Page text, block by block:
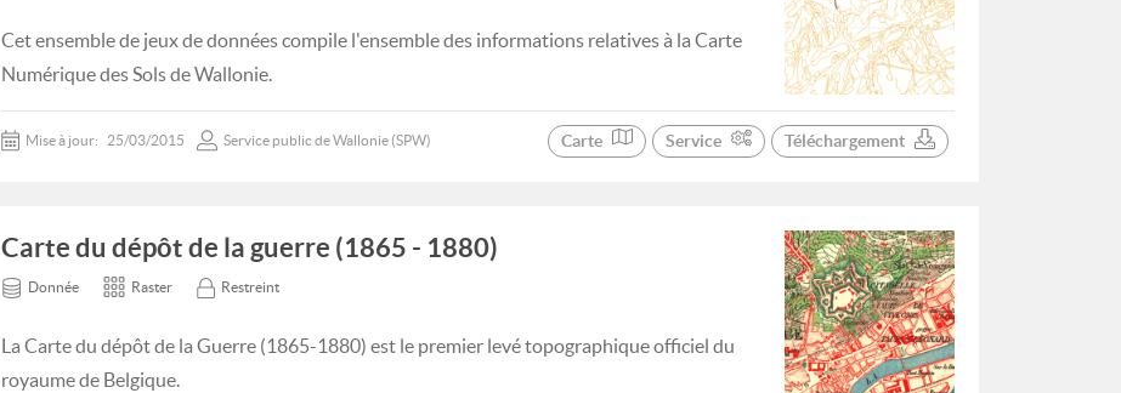
Cet ensemble de jeux de données compile l'ensemble des informations relatives à la Carte
Numérique des Sols de Wallonie.
Mise à jour: 25/03/2015 Service public de Wallonie (SPW) Carte Service Téléchargement
Carte du dépôt de la guerre (1865 - 1880)
Donnée Raster Restreint
La Carte du dépôt de la Guerre (1865-1880) est le premier levé topographique officiel du
royaume de Belgique.